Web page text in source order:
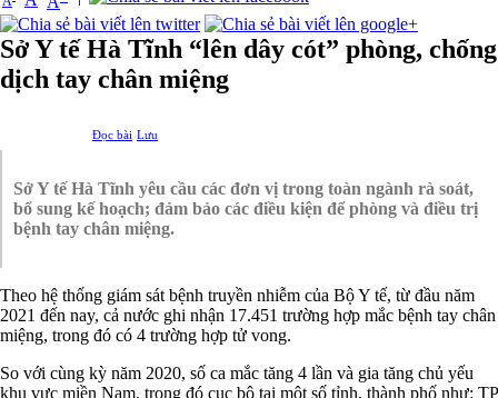
Sở Y tế Hà Tĩnh “lên dây cót” phòng, chống
dịch tay chân miệng
Đọc bài Lưu
Sở Y tế Hà Tĩnh yêu cầu các đơn vị trong toàn ngành rà soát,
bổ sung kế hoạch; đảm bảo các điều kiện để phòng và điều trị
bệnh tay chân miệng.
Theo hệ thống giám sát bệnh truyền nhiễm của Bộ Y tế, từ đầu năm
2021 đến nay, cả nước ghi nhận 17.451 trường hợp mắc bệnh tay chân
miệng, trong đó có 4 trường hợp tử vong.
So với cùng kỳ năm 2020, số ca mắc tăng 4 lần và gia tăng chủ yếu
khu vực miền Nam, trong đó cục bộ tại một số tỉnh, thành phố như: TP